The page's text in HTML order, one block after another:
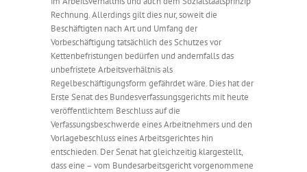
Rechnung. Allerdings gilt dies nur, soweit die
Beschäftigten nach Art und Umfang der
Vorbeschäftigung tatsächlich des Schutzes vor
Kettenbefristungen bedürfen und andernfalls das
unbefristete Arbeitsverhältnis als
Regelbeschäftigungsform gefährdet wäre. Dies hat der
Erste Senat des Bundesverfassungsgerichts mit heute
veröffentlichtem Beschluss auf die
Verfassungsbeschwerde eines Arbeitnehmers und den
Vorlagebeschluss eines Arbeitsgerichtes hin
entschieden. Der Senat hat gleichzeitig klargestellt,
dass eine – vom Bundesarbeitsgericht vorgenommene